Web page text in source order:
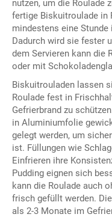
nutzen, um die Roulade
fertige Biskuitroulade in
mindestens eine
Dadurch wird sie fester
dem Servieren kann die
oder mit
Biskuitrouladen lassen
Roulade fest in
Gefrierbrand zu
in Aluminiumfolie
gelegt werden, um
ist. Füllungen wie
Einfrieren ihre
Pudding eignen sich
kann die Roulade auch
frisch gefüllt werden.
als 2-3 Monate im